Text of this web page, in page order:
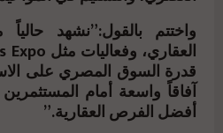
واختتم بالقول:”نشهد
قدرة السوق المصري على
آفاقاً واسعة أمام
أفضل الفرص العقارية.”